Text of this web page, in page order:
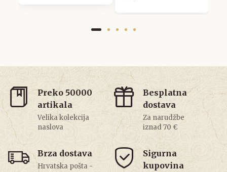
Preko 50000
artikala
Velika kolekcija
naslova
Besplatna
dostava
Za narudžbe
iznad 70 €
Brza dostava
Hrvatska pošta -
Sigurna
kupovina